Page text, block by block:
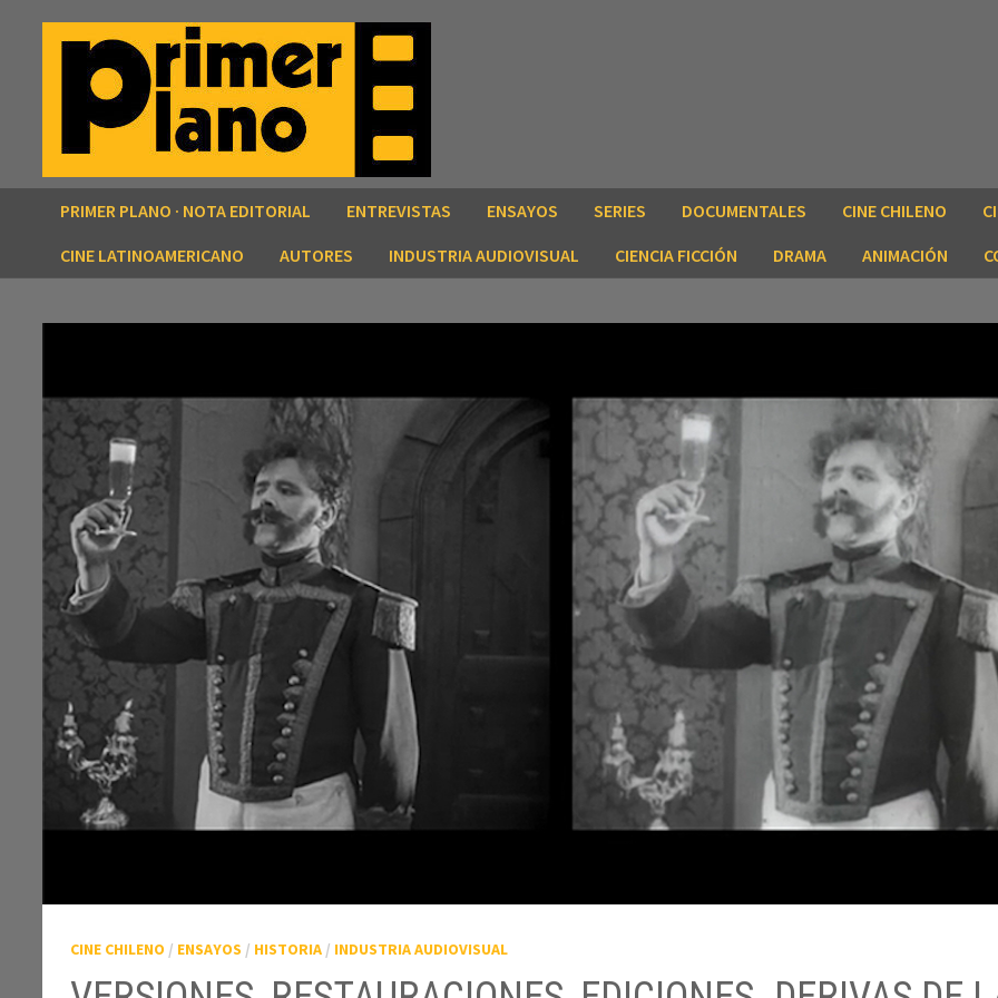
PRIMER PLANO · NOTA EDITORIAL ENTREVISTAS ENSAYOS SERIES DOCUMENTALES CINE CHILENO
CINE LATINOAMERICANO
AUTORES INDUSTRIA AUDIOVISUAL CIENCIA FICCIÓN DRAMA ANIMACIÓN
CINE CHILENO / ENSAYOS / HISTORIA / INDUSTRIA AUDIOVISUAL